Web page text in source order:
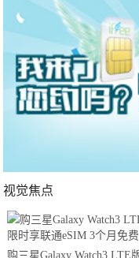
视觉焦点
购三星Galaxy Watch3 LTE